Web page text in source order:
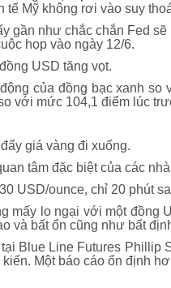
tế Mỹ không rơi vào suy
gần như chắc chắn Fed
họp vào ngày 12/6.
USD tăng vọt.
của đồng bạc xanh so
với mức 104,1 điểm lúc
giá vàng đi xuống.
tâm đặc biệt của các
USD/ounce, chỉ 20 phút
mấy lo ngại với một đồng
và bất ổn cũng như bất
Blue Line Futures Phillip
Một báo cáo ổn định